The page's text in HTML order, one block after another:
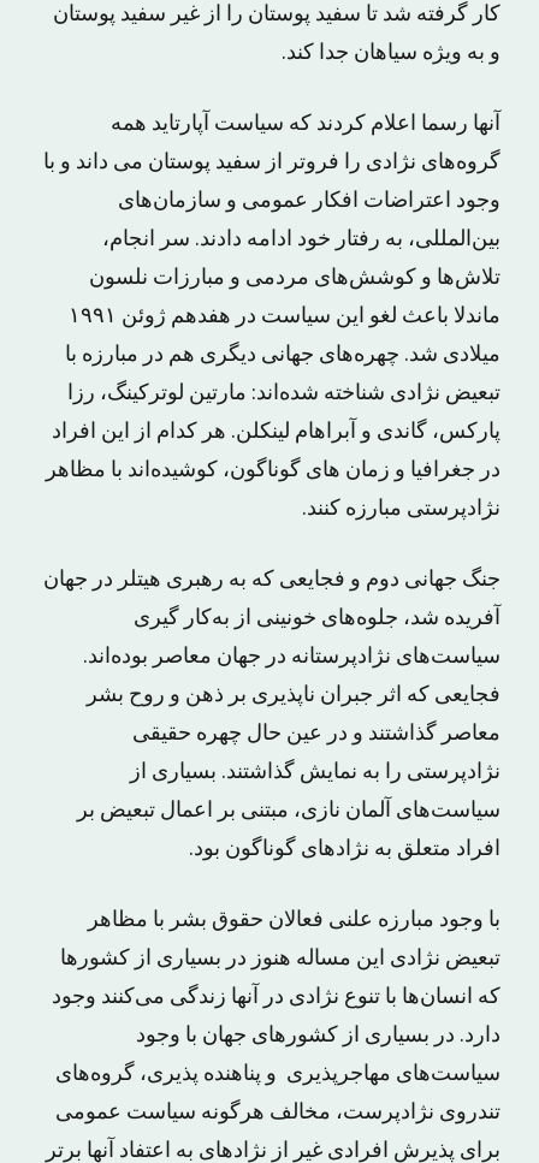
کار گرفته شد تا سفید پوستان را از غیر سفید پوستان
و به ویژه سیاهان جدا کند.
آنها رسما اعلام کردند که سیاست آپارتاید همه
گروه‌های نژادی را فروتر از سفید پوستان می داند و با
وجود اعتراضات افکار عمومی و سازمان‌های
بین‌المللی، به رفتار خود ادامه دادند. سر انجام،
تلاش‌ها و کوشش‌های مردمی و مبارزات نلسون
ماندلا باعث لغو این سیاست در هفدهم ژوئن ۱۹۹۱
میلادی شد. چهره‌های جهانی دیگری هم در مبارزه با
تبعیض نژادی شناخته شده‌اند: مارتین لوترکینگ، رزا
پارکس، گاندی و آبراهام لینکلن. هر کدام از این افراد
در جغرافیا و زمان های گوناگون، کوشیده‌اند با مظاهر
نژادپرستی مبارزه کنند.
جنگ جهانی دوم و فجایعی که به رهبری هیتلر در جهان
آفریده شد، جلوه‌های خونینی از به‌کار گیری
سیاست‌های نژادپرستانه در جهان معاصر بوده‌اند.
فجایعی که اثر جبران ناپذیری بر ذهن و روح بشر
معاصر گذاشتند و در عین حال چهره حقیقی
نژادپرستی را به نمایش گذاشتند. بسیاری از
سیاست‌های آلمان نازی، مبتنی بر اعمال تبعیض بر
افراد متعلق به نژادهای گوناگون بود.
با وجود مبارزه علنی فعالان حقوق بشر با مظاهر
تبعیض نژادی این مساله هنوز در بسیاری از کشورها
که انسان‌ها با تنوع نژادی در آنها زندگی می‌کنند وجود
دارد. در بسیاری از کشورهای جهان با وجود
سیاست‌های مهاجرپذیری و پناهنده پذیری، گروه‌های
تندروی نژادپرست، مخالف هرگونه سیاست عمومی
برای پذیرش افرادی غیر از نژادهای به اعتفاد آنها برتر